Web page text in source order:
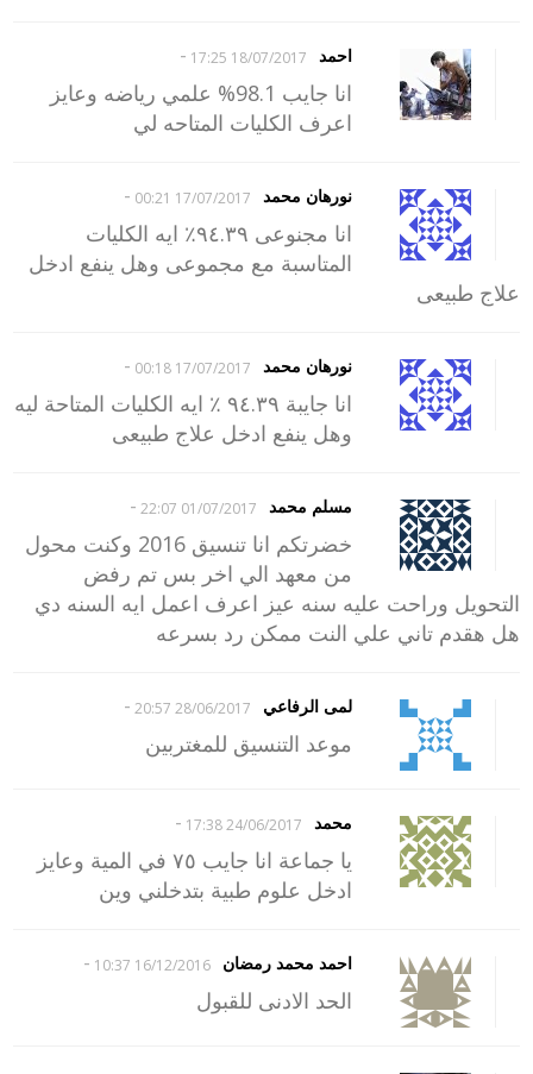
احمد 18/07/2017 17:25
-
انا جايب 98.1% علمي رياضه وعايز
اعرف الكليات المتاحه لي
نورهان محمد 17/07/2017 00:21
-
انا مجنوعى ٩٤.٣٩٪ ايه الكليات
المتاسبة مع مجموعى وهل ينفع ادخل
علاج طبيعى
نورهان محمد 17/07/2017 00:18
-
انا جايبة ٩٤.٣٩ ٪ ايه الكليات المتاحة ليه
وهل ينفع ادخل علاج طبيعى
مسلم محمد 01/07/2017 22:07
-
خضرتكم انا تنسيق 2016 وكنت محول
من معهد الي اخر بس تم رفض
التحويل وراحت عليه سنه عيز اعرف اعمل ايه السنه دي
هل هقدم تاني علي النت ممكن رد بسرعه
لمى الرفاعي 28/06/2017 20:57
-
موعد التنسيق للمغتربين
محمد 24/06/2017 17:38
-
يا جماعة انا جايب ٧٥ في المية وعايز
ادخل علوم طبية بتدخلني وين
احمد محمد رمضان 16/12/2016 10:37
-
الحد الادنى للقبول